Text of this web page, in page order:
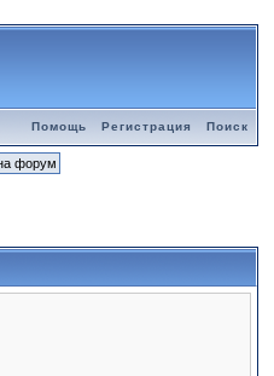
Помощь Регистрация Поиск